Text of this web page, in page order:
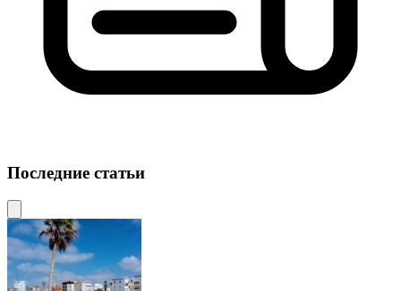
Последние статьи